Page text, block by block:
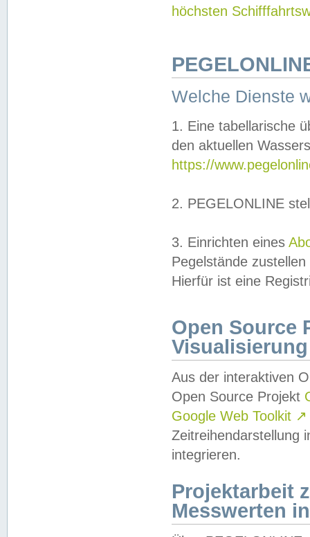
höchsten
Welche Dienste
1. Eine tabellarische
den aktuellen
https://
2. PEGELONLINE
3. Einrichten eines
Pegelstände
Hierfür ist eine
Open Source
Visualisierung
Aus der interaktiven
Open Source Projekt
Google Web Toolkit ↗
Zeitreihendarstellung
integrieren.
Projektarbeit
Messwerten